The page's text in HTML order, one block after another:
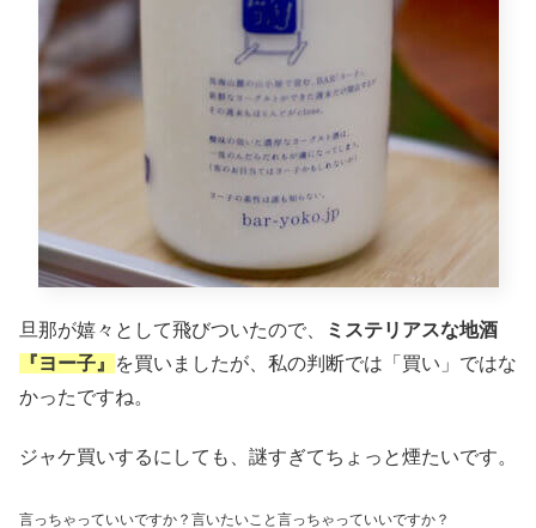
旦那が嬉々として飛びついたので、
ミステリアスな地酒
『ヨー子』
を買いましたが、私の判断では「買い」ではな
かったですね。
ジャケ買いするにしても、謎すぎてちょっと煙たいです。
言っちゃっていいですか？言いたいこと言っちゃっていいですか？